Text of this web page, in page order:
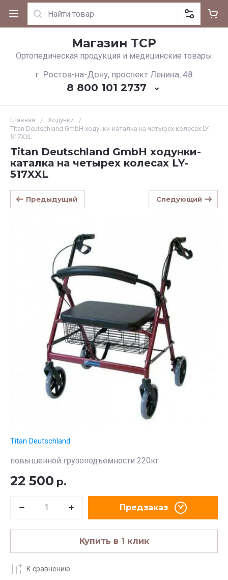
Магазин ТСР
Ортопедическая продукция и медицинские товары
г. Ростов-на-Дону, проспект Ленина, 48
8 800 101 2737
Главная / Ходунки
/
Titan Deutschland GmbH ходунки-каталка на четырех колесах LY-
517XXL
Titan Deutschland GmbH ходунки-
каталка на четырех колесах LY-
517XXL
Предыдущий Следующий
Titan Deutschland
повышенной грузоподъемности 220кг
22 500 р.
Предзаказ
Купить в 1 клик
К сравнению